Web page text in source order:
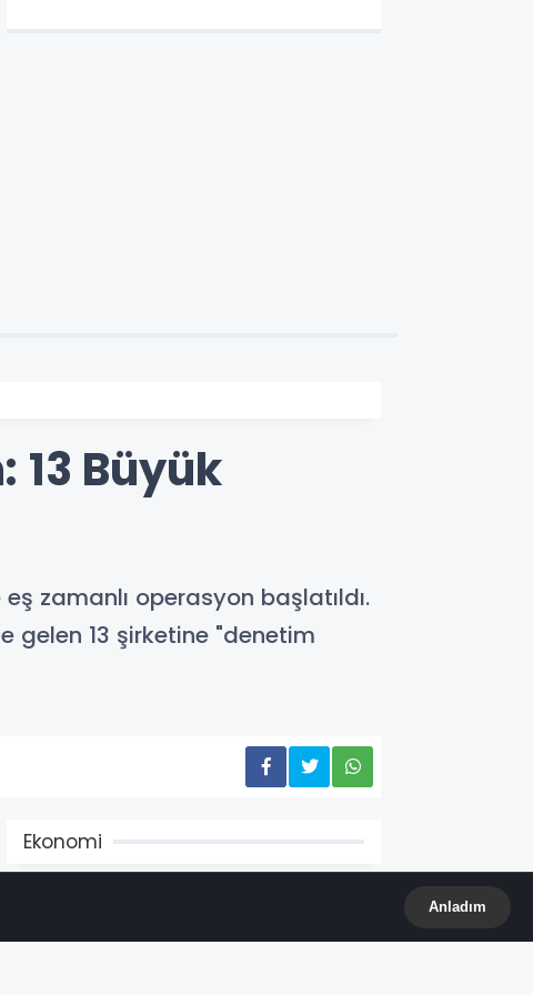
13 Büyük
zamanlı operasyon başlatıldı.
gelen 13 şirketine "denetim
Ekonomi
Anladım